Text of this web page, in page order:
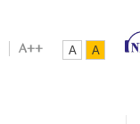
A++ A A